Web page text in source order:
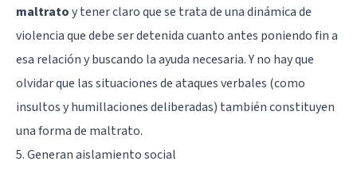
maltratoy tener claro que se trata de una dinámica de
violencia que debe ser detenida cuanto antes poniendo fin a
esa relación y buscando la ayuda necesaria. Y no hay que
olvidar que las situaciones de ataques verbales (como
insultos y humillaciones deliberadas) también constituyen
una forma de maltrato.
5. Generan aislamiento social